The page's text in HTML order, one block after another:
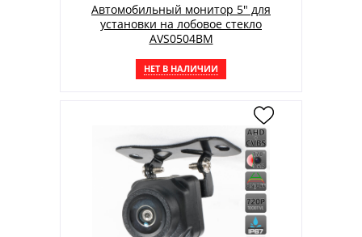
Автомобильный монитор 5" для
установки на лобовое стекло
AVS0504BM
НЕТ В НАЛИЧИИ